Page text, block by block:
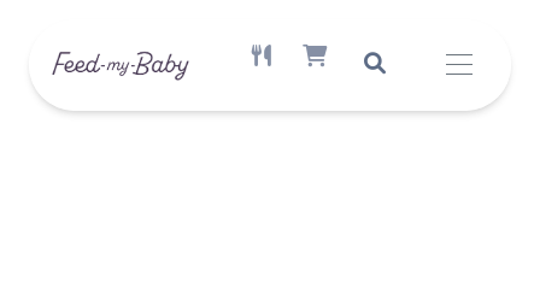
AKTÍV ÉTREND ELÉRHETŐ
SHOPPING CART ITEM COUNT